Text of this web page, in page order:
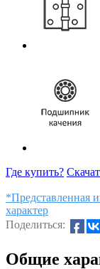
Где купить?
*Представленная
характер
Поделиться:
Общие